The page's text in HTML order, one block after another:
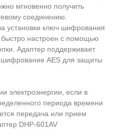
мгновенно получить
соединению.
установки ключ шифрования
настроен с помощью
Адаптер поддерживает
шифрование AES для защиты
электроэнергии, если в
периода времени
передача или прием
DHP-601AV